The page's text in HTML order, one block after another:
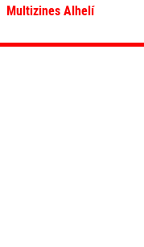
Multizines Alhelí